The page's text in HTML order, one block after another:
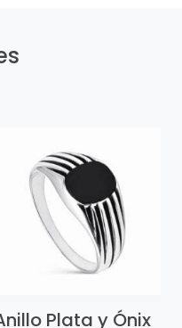
Plata y Ónix